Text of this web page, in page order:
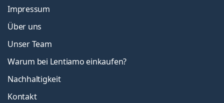
Impressum
Über uns
Unser Team
Warum bei Lentiamo einkaufen?
Nachhaltigkeit
Kontakt